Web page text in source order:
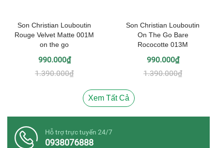
Son Christian Louboutin
Rouge Velvet Matte 001M
on the go
990.000₫
1.390.000₫
Son Christian Louboutin
On The Go Bare
Rococotte 013M
990.000₫
1.390.000₫
Xem Tất Cả
Hỗ trợ trực tuyến 24/7
0938076888